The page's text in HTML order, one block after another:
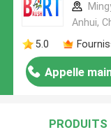
Anhui,
5.0
Appelle
PRODUITS